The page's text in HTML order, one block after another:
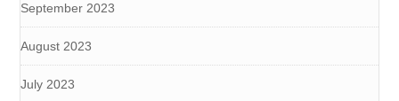
September 2023
August 2023
July 2023